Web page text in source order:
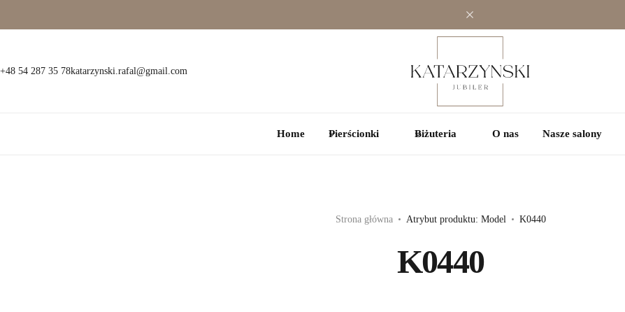
+48 54 287 35 78katarzynski.rafal@gmail.com
Home Pierścionki Biżuteria O nas Nasze salony
Strona główna Atrybut produktu: Model K0440
K0440